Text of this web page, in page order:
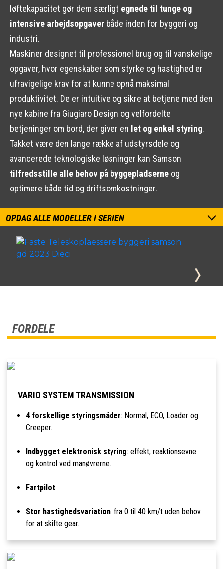
løftekapacitet gør dem særligt egnede til tunge og
intensive arbejdsopgaver både inden for byggeri og
industri.
Maskiner designet til professionel brug og til vanskelige
opgaver, hvor egenskaber som styrke og hastighed er
ufravigelige krav for at kunne opnå maksimal
produktivitet. De er intuitive og sikre at betjene med den
nye kabine fra Giugiaro Design og velfordelte
betjeninger om bord, der giver en let og enkel styring.
Takket være den lange række af udstyrsdele og
avancerede teknologiske løsninger kan Samson
tilfredsstille alle behov på byggepladserne og
optimere både tid og driftsomkostninger.
OPDAG ALLE MODELLER I SERIEN
FORDELE
VARIO SYSTEM TRANSMISSION
4 forskellige styringsmåder: Normal, ECO, Loader og
Creeper.
Indbygget elektronisk styring: effekt, reaktionsevne
og kontrol ved manøvrerne.
Fartpilot
Stor hastighedsvariation: fra 0 til 40 km/t uden behov
for at skifte gear.